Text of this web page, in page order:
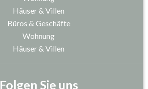
Häuser & Villen
Büros & Geschäfte
Wohnung
Häuser & Villen
Folgen Sie uns